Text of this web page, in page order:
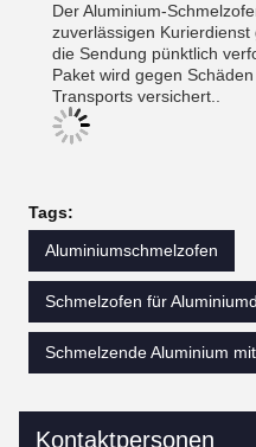
Der Aluminium-
zuverlässigen
die Sendung pünktlich
Paket wird gegen
Transports versichert..
Tags:
Aluminiumschmelzofen
Schmelzofen für
Schmelzende Aluminium
Kontaktpersonen